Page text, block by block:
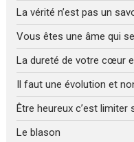
La vérité n’est pas un
Vous êtes une âme qui
La dureté de votre cœur
Il faut une évolution et
Être heureux c’est limiter
Le blason